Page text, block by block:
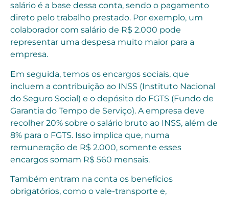
salário é a base dessa conta, sendo o pagamento
direto pelo trabalho prestado. Por exemplo, um
colaborador com salário de R$ 2.000 pode
representar uma despesa muito maior para a
empresa.
Em seguida, temos os encargos sociais, que
incluem a contribuição ao INSS (Instituto Nacional
do Seguro Social) e o depósito do FGTS (Fundo de
Garantia do Tempo de Serviço). A empresa deve
recolher 20% sobre o salário bruto ao INSS, além de
8% para o FGTS. Isso implica que, numa
remuneração de R$ 2.000, somente esses
encargos somam R$ 560 mensais.
Também entram na conta os benefícios
obrigatórios, como o vale-transporte e,